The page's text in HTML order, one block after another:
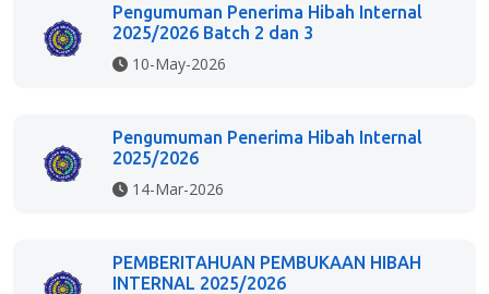
Pengumuman Penerima Hibah Internal
2025/2026 Batch 2 dan 3
10-May-2026
Pengumuman Penerima Hibah Internal
2025/2026
14-Mar-2026
PEMBERITAHUAN PEMBUKAAN HIBAH
INTERNAL 2025/2026